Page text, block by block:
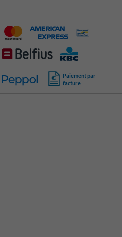
Paiement par
facture